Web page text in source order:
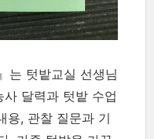
는 텃밭교실 선생님
달력과 텃밭 수업
용, 관찰 질문과 기